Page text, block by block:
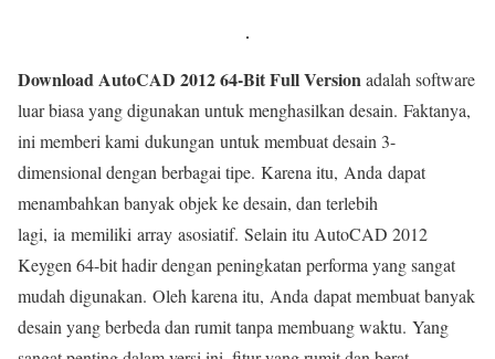
Download AutoCAD 2012 64-Bit Full Versionadalah software
luar biasa yang digunakan untuk menghasilkan desain. Faktanya,
ini memberi kami dukungan untuk membuat desain 3-
dimensional dengan berbagai tipe. Karena itu, Anda dapat
menambahkan banyak objek ke desain, dan terlebih
lagi, ia memiliki array asosiatif. Selain itu AutoCAD 2012
Keygen 64-bit hadir dengan peningkatan performa yang sangat
mudah digunakan. Oleh karena itu, Anda dapat membuat banyak
desain yang berbeda dan rumit tanpa membuang waktu. Yang